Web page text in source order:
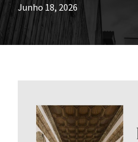
Junho 18, 2026